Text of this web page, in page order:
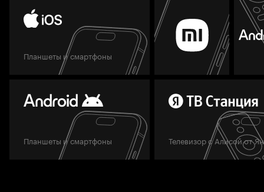
Планшеты и смартфоны
Планшеты и смартфоны Телевизор с Алисой от